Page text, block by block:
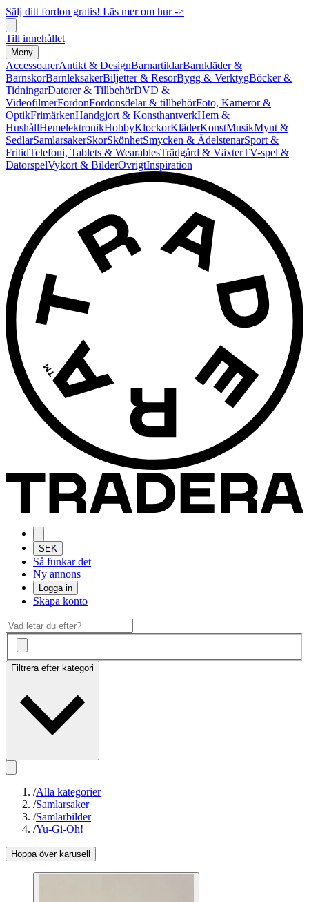
Sälj ditt fordon gratis! Läs mer om hur ->
Till innehållet
Meny
AccessoarerAntikt & DesignBarnartiklarBarnkläder &
BarnskorBarnleksakerBiljetter & ResorBygg & VerktygBöcker &
TidningarDatorer & TillbehörDVD &
VideofilmerFordonFordonsdelar & tillbehörFoto, Kameror &
OptikFrimärkenHandgjort & KonsthantverkHem &
HushållHemelektronikHobbyKlockorKläderKonstMusikMynt &
SedlarSamlarsakerSkorSkönhetSmycken & ÄdelstenarSport &
FritidTelefoni, Tablets & WearablesTrädgård & VäxterTV-spel &
DatorspelVykort & BilderÖvrigtInspiration
SEK
Så funkar det
Ny annons
Logga in
Skapa konto
Filtrera efter kategori
/Alla kategorier
/Samlarsaker
/Samlarbilder
/Yu-Gi-Oh!
Hoppa över karusell